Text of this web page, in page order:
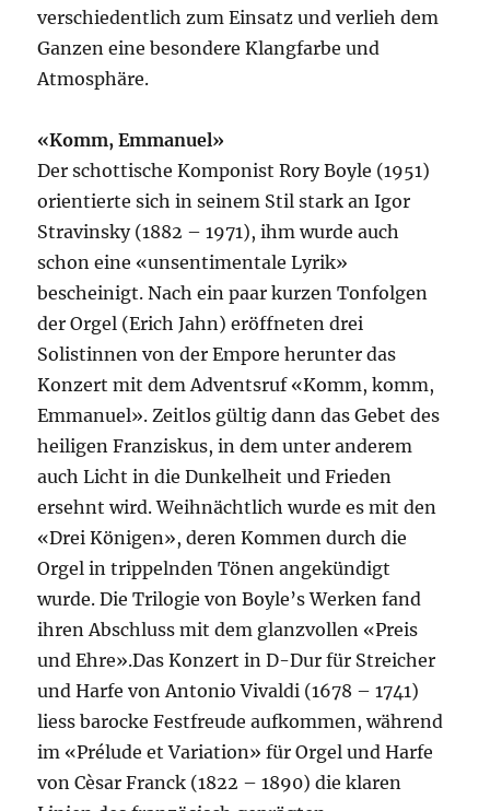
verschiedentlich zum Einsatz und verlieh dem
Ganzen eine besondere Klangfarbe und
Atmosphäre.
«Komm, Emmanuel»
Der schottische Komponist Rory Boyle (1951)
orientierte sich in seinem Stil stark an Igor
Stravinsky (1882 – 1971), ihm wurde auch
schon eine «unsentimentale Lyrik»
bescheinigt. Nach ein paar kurzen Tonfolgen
der Orgel (Erich Jahn) eröffneten drei
Solistinnen von der Empore herunter das
Konzert mit dem Adventsruf «Komm, komm,
Emmanuel». Zeitlos gültig dann das Gebet des
heiligen Franziskus, in dem unter anderem
auch Licht in die Dunkelheit und Frieden
ersehnt wird. Weihnächtlich wurde es mit den
«Drei Königen», deren Kommen durch die
Orgel in trippelnden Tönen angekündigt
wurde. Die Trilogie von Boyle’s Werken fand
ihren Abschluss mit dem glanzvollen «Preis
und Ehre».Das Konzert in D-Dur für Streicher
und Harfe von Antonio Vivaldi (1678 – 1741)
liess barocke Festfreude aufkommen, während
im «Prélude et Variation» für Orgel und Harfe
von Cèsar Franck (1822 – 1890) die klaren